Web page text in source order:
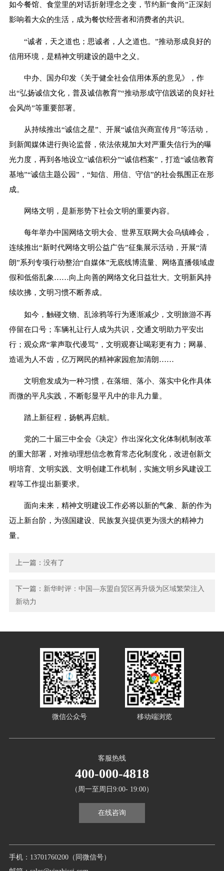
如今餐馆、食堂里的对话折射理念之变，节约新“食尚”正深刻
影响着大众的生活，成为餐饮经营者和消费者的共识。
“诚者，天之道也；思诚者，人之道也。”推动形成良好的
信用环境，是精神文明建设的题中之义。
中办、国办印发《关于健全社会信用体系的意见》，作
出“弘扬诚信文化，普及诚信教育”“推动形成守信践诺的良好社
会风尚”等重要部署。
从持续推出“诚信之星”、开展“诚信兴商宣传月”等活动，
到新闻媒体进行舆论监督，依法依规加大对严重失信行为的曝
光力度，再到各地设立“诚信积分”“诚信档案”，打造“诚信教育
基地”“诚信主题公园”，“知信、用信、守信”的社会氛围正在形
成。
网络文明，是新形势下社会文明的重要内容。
每年举办中国网络文明大会、世界互联网大会乌镇峰会，
连续推出“新时代网络文明公益广告”征集展示活动，开展“清
朗”系列专项行动整治“自媒体”无底线博流量、网络直播领域虚
假和低俗乱象……向上向善的网络文化日益壮大。文明新风持
续吹拂，文明习惯不断养成。
如今，触碰文物、乱涂鸦等行为逐渐减少，文明旅游不再
停留在口号；车辆礼让行人成为共识，交通文明助力平安出
行；观众席“掌声取代谩骂”，文明观赛让喝彩更有力；网暴、
造谣为人不齿，亿万网民的精神家园愈加清朗……
文明愈发成为一种习惯，在落细、落小、落实中化作具体
而微的平凡实践，不断彰显平凡中的非凡力量。
踏上新征程，扬帆再启航。
党的二十届三中全会《决定》作出深化文化体制机制改革
的重大部署，对推动理想信念教育常态化制度化，改进创新文
明培育、文明实践、文明创建工作机制，实施文明乡风建设工
程等工作提出新要求。
面向未来，精神文明建设工作必将以新的气象、新的作为
迈上新台阶，为强国建设、民族复兴提供更为强大的精神力
量。
上一篇：没有了
下一篇： 新华时评：中国—东盟自贸区再升级为区域繁荣注入
新动力
手机：13701760200（同微信号）
客服热线
400-000-4818
（周一至周日9:00- 19:00）
在线咨询
微信公众号 移动端浏览